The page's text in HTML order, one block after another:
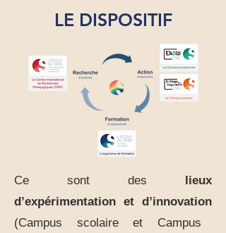
LE DISPOSITIF
Ce sont des lieux
d’expérimentation et d’innovation
(Campus scolaire et Campus